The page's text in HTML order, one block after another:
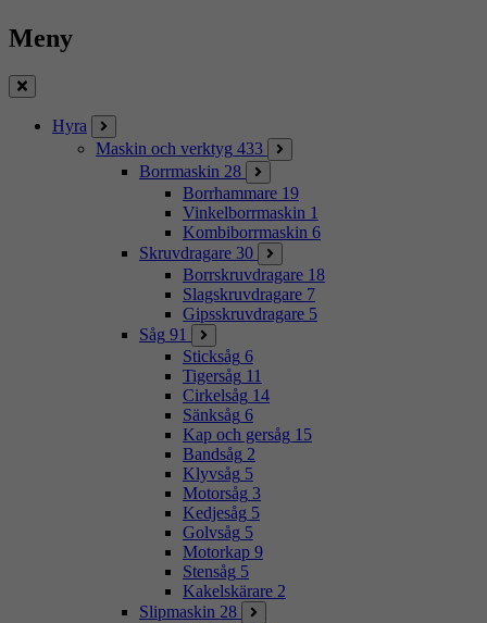
Meny
Stäng
Hyra
Maskin och verktyg 433
Borrmaskin 28
Borrhammare 19
Vinkelborrmaskin 1
Kombiborrmaskin 6
Skruvdragare 30
Borrskruvdragare 18
Slagskruvdragare 7
Gipsskruvdragare 5
Såg 91
Sticksåg 6
Tigersåg 11
Cirkelsåg 14
Sänksåg 6
Kap och gersåg 15
Bandsåg 2
Klyvsåg 5
Motorsåg 3
Kedjesåg 5
Golvsåg 5
Motorkap 9
Stensåg 5
Kakelskärare 2
Slipmaskin 28